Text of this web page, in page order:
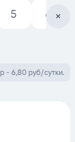
5 6
- 6,80 руб/сутки.